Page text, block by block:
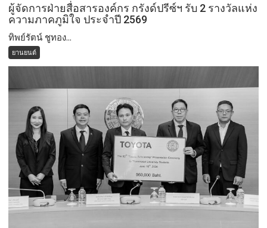
ผู้จัดการฝ่ายสื่อสารองค์กร กรังด์ปรีซ์ฯ รับ 2 รางวัลแห่ง
ความภาคภูมิใจ ประจำปี 2569
ทิพย์รัตน์ ชูทอง...
ยานยนต์